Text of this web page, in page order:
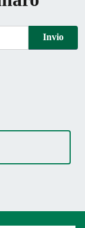
Invio